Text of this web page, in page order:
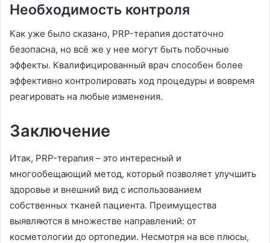
Необходимость контроля
Как уже было сказано, PRP-терапия достаточно
безопасна, но всё же у нее могут быть побочные
эффекты. Квалифицированный врач способен более
эффективно контролировать ход процедуры и вовремя
реагировать на любые изменения.
Заключение
Итак, PRP-терапия – это интересный и
многообещающий метод, который позволяет улучшить
здоровье и внешний вид с использованием
собственных тканей пациента. Преимущества
выявляются в множестве направлений: от
косметологии до ортопедии. Несмотря на все плюсы,